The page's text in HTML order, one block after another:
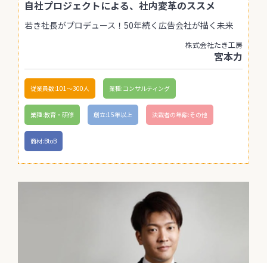
自社プロジェクトによる、社内変革のススメ
若き社長がプロデュース！50年続く広告会社が描く未来
株式会社たき工房
宮本力
従業員数:101〜300人 業種:コンサルティング
業種:教育・研修 創立:15年以上 決裁者の年齢:その他
商材:BtoB